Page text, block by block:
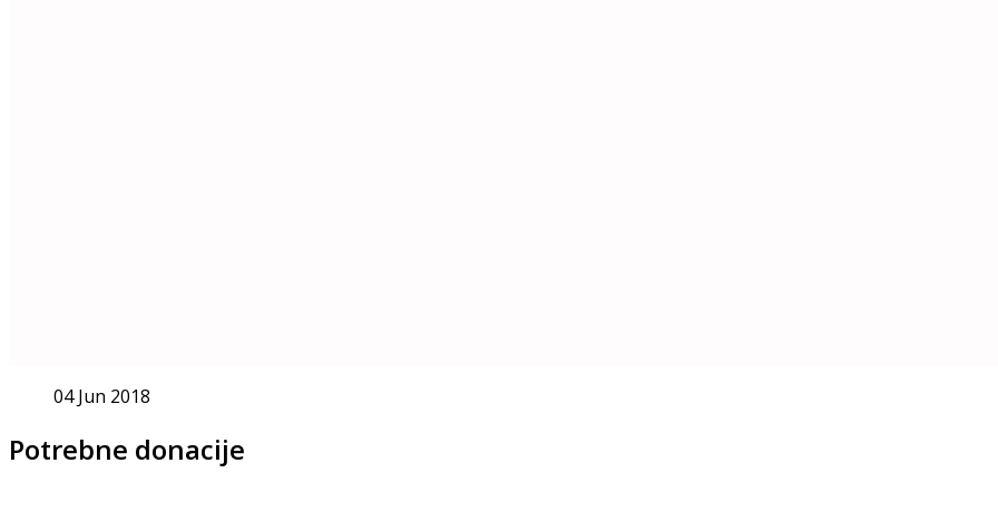
04 Jun 2018
Potrebne donacije